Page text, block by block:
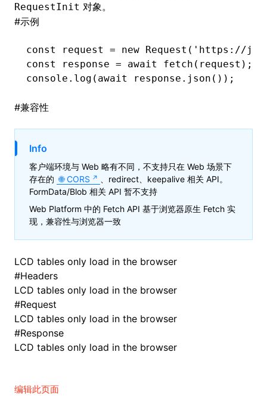
RequestInit 对象。
#示例
const request = new Request ( 'https://
const
response = await fetch (request);
console .log ( await response .json ());
#兼容性
Info
客户端环境与 Web 略有不同，不支持只在 Web 场景下
存在的
CORS
、redirect、keepalive 相关 API。
FormData/Blob 相关 API 暂不支持
Web Platform 中的 Fetch API 基于浏览器原生 Fetch 实
现，兼容性与浏览器一致
LCD tables only load in the browser
#Headers
LCD tables only load in the browser
#Request
LCD tables only load in the browser
#Response
LCD tables only load in the browser
编辑此页面